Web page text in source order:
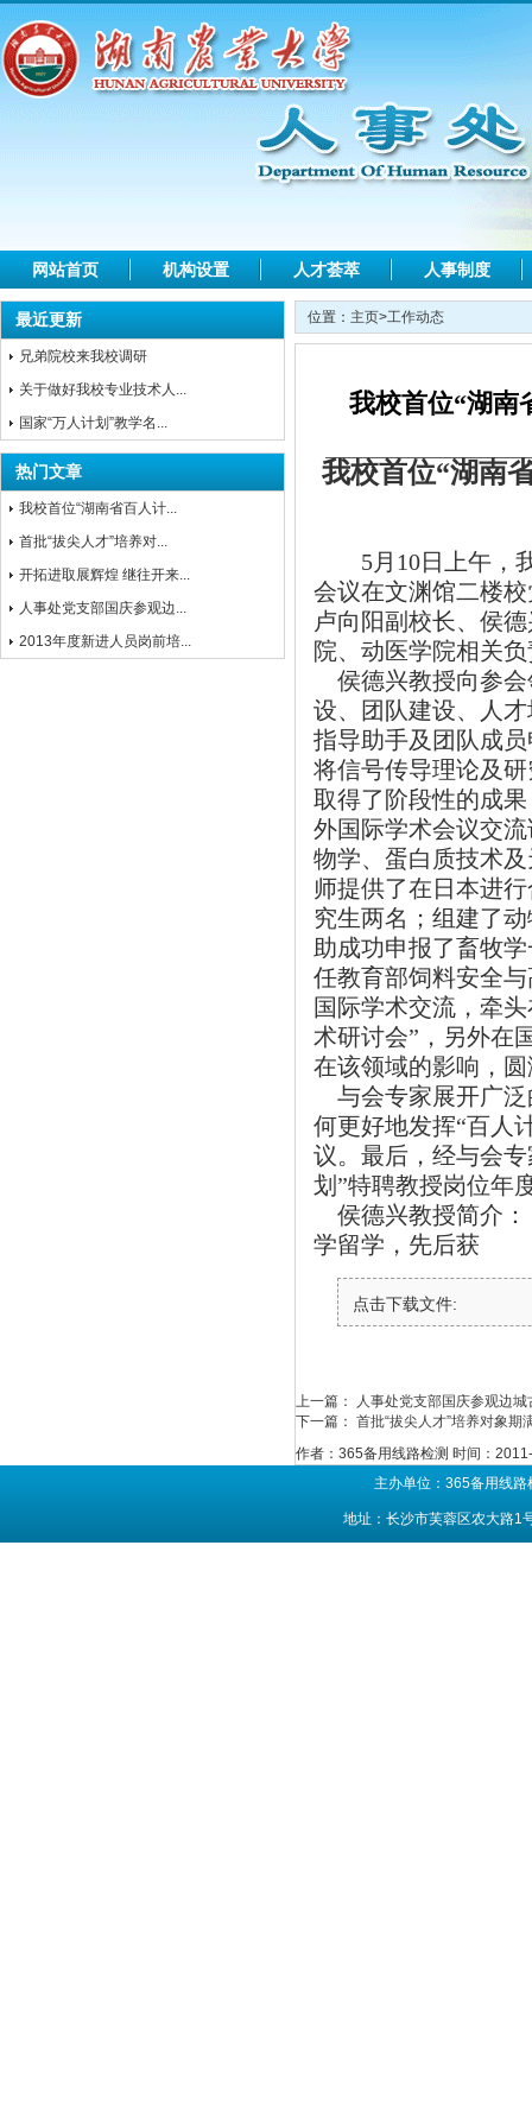
网站首页 机构设置 人才荟萃 人事制度
最近更新
兄弟院校来我校调研
关于做好我校专业技术人...
国家“万人计划”教学名...
热门文章
我校首位“湖南省百人计...
首批“拔尖人才”培养对...
开拓进取展辉煌 继往开来...
人事处党支部国庆参观边...
2013年度新进人员岗前培...
位置： 主页>工作动态
我校首位“湖南
我校首位“湖南
5月 10日
上午，
会议在文渊馆二楼
卢向阳副校长、侯
院、动医学院相关
侯德兴教授向参
设、团队建设、人
指导助手及团队成
将信号传导理论及
取得了阶段性的成
外国际学术会议交
物学、蛋白质技术
师提供了在日本进
究生两名；组建了
助成功申报了畜牧
任教育部饲料安全
国际学术交流，牵
术研讨会” ，另外在
在该领域的影响，
与会专家展开广
何更好地发挥“百人
议。最后，经与会
划 ”特聘教授岗位年
侯德兴教授简介：
学留学，先后获
点击下载文件:
上一篇：
人事处党支部国庆参观边城
下一篇： 首批“拔尖人才”培养对象期
作者：365备用线路检测 时间：
主办单位：365备用线
地址：长沙市芙蓉区农大路